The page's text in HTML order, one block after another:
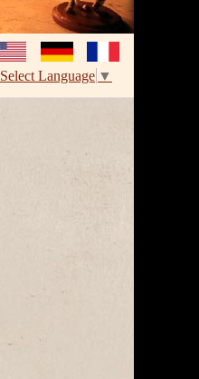
Select Language ▼